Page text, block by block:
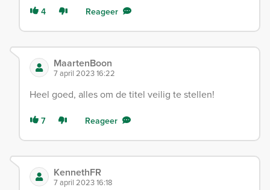
4 Reageer
MaartenBoon
7 april 2023 16:22
Heel goed, alles om de titel veilig te stellen!
7 Reageer
KennethFR
7 april 2023 16:18